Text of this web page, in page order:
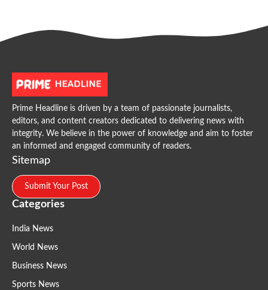
Prime Headline is driven by a team of passionate journalists,
editors, and content creators dedicated to delivering news with
integrity. We believe in the power of knowledge and aim to foster
an informed and engaged community of readers.
Sitemap
Submit Your Post
Categories
India News
World News
Business News
Sports News